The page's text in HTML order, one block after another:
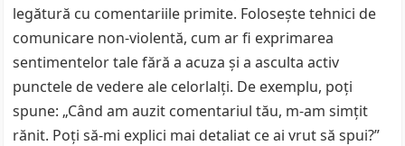
legătură cu comentariile primite. Folosește tehnici de
comunicare non-violentă, cum ar fi exprimarea
sentimentelor tale fără a acuza și a asculta activ
punctele de vedere ale celorlalți. De exemplu, poți
spune: „Când am auzit comentariul tău, m-am simțit
rănit. Poți să-mi explici mai detaliat ce ai vrut să spui?”